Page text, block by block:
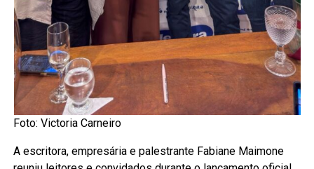
Foto: Victoria Carneiro
A escritora, empresária e palestrante Fabiane Maimone